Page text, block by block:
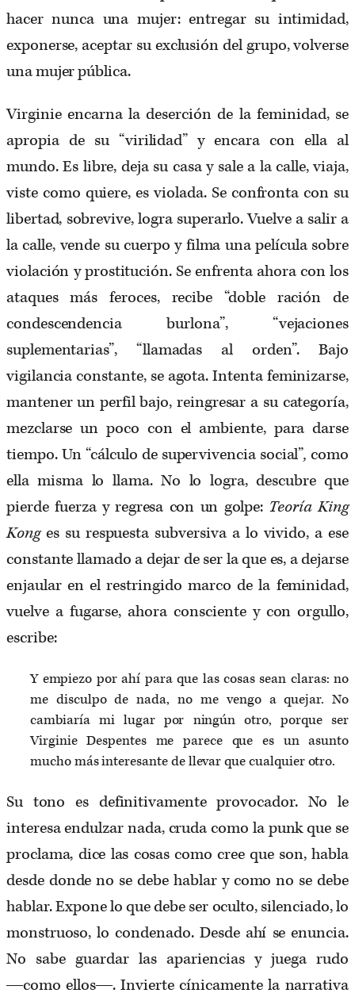
hacer nunca una mujer: entregar su intimidad,
exponerse, aceptar su exclusión del grupo, volverse
una mujer pública.
Virginie encarna la deserción de la feminidad, se
apropia de su “virilidad” y encara con ella al
mundo. Es libre, deja su casa y sale a la calle, viaja,
viste como quiere, es violada. Se confronta con su
libertad, sobrevive, logra superarlo. Vuelve a salir a
la calle, vende su cuerpo y filma una película sobre
violación y prostitución. Se enfrenta ahora con los
ataques más feroces, recibe “doble ración de
condescendencia burlona”, “vejaciones
suplementarias”, “llamadas al orden”. Bajo
vigilancia constante, se agota. Intenta feminizarse,
mantener un perfil bajo, reingresar a su categoría,
mezclarse un poco con el ambiente, para darse
tiempo. Un “cálculo de supervivencia social”,como
ella misma lo llama. No lo logra, descubre que
pierde fuerza y regresa con un golpe: Teoría King
Konges su respuesta subversiva a lo vivido, a ese
constante llamado a dejar de ser la que es, a dejarse
enjaular en el restringido marco de la feminidad,
vuelve a fugarse, ahora consciente y con orgullo,
escribe:
Y empiezo por ahí para que las cosas sean claras: no
me disculpo de nada, no me vengo a quejar. No
cambiaría mi lugar por ningún otro, porque ser
Virginie Despentes me parece que es un asunto
mucho más interesante de llevar que cualquier otro.
Su tono es definitivamente provocador. No le
interesa endulzar nada, cruda como la punk que se
proclama, dice las cosas como cree que son, habla
desde donde no se debe hablar y como no se debe
hablar. Expone lo que debe ser oculto, silenciado, lo
monstruoso, lo condenado. Desde ahí se enuncia.
No sabe guardar las apariencias y juega rudo
―como ellos―. Invierte cínicamente la narrativa